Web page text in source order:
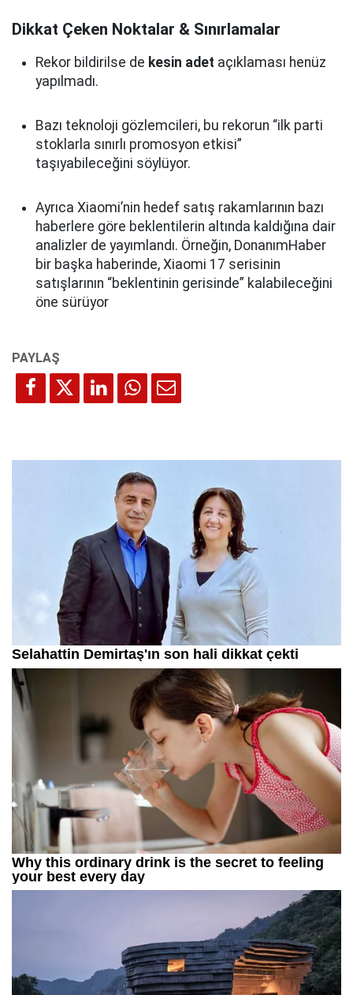
Dikkat Çeken Noktalar & Sınırlamalar
Rekor bildirilse de kesin adet açıklaması henüz
yapılmadı.
Bazı teknoloji gözlemcileri, bu rekorun “ilk parti
stoklarla sınırlı promosyon etkisi”
taşıyabileceğini söylüyor.
Ayrıca Xiaomi’nin hedef satış rakamlarının bazı
haberlere göre beklentilerin altında kaldığına dair
analizler de yayımlandı. Örneğin, DonanımHaber
bir başka haberinde, Xiaomi 17 serisinin
satışlarının “beklentinin gerisinde” kalabileceğini
öne sürüyor